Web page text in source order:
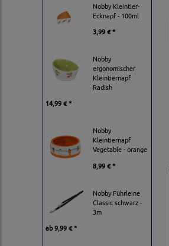
Nobby Kleintier-
Ecknapf - 100ml
3,99 € *
Nobby
ergonomischer
Kleintiernapf
Radish
14,99 € *
Nobby
Kleintiernapf
Vegetable - orange
8,99 € *
Nobby Führleine
Classic schwarz -
3m
ab9,99 € *